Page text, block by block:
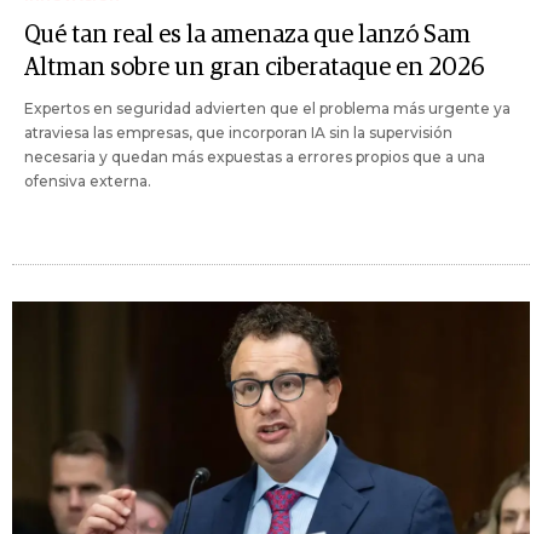
Qué tan real es la amenaza que lanzó Sam
Altman sobre un gran ciberataque en 2026
Expertos en seguridad advierten que el problema más urgente ya
atraviesa las empresas, que incorporan IA sin la supervisión
necesaria y quedan más expuestas a errores propios que a una
ofensiva externa.